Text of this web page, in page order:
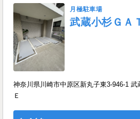
月極駐車場
武蔵小杉ＧＡ
神奈川県川崎市中原区新丸子東3-946-1 武
Ｅ